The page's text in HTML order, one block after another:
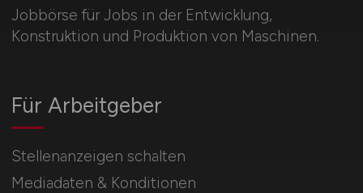
Jobbörse für Jobs in der Entwicklung,
Konstruktion und Produktion von Maschinen.
Für Arbeitgeber
Stellenanzeigen schalten
Mediadaten & Konditionen